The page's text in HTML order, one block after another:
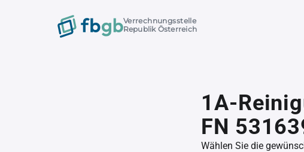
Verrechnungsstelle
Republik Österreich
1A-
FN
Wählen Sie die